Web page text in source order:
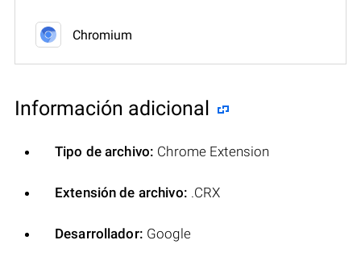
Chromium
Información adicional
Tipo de archivo: Chrome Extension
Extensión de archivo: .CRX
Desarrollador: Google